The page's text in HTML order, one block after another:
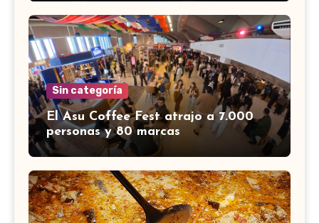
Sin categoría
El Asu Coffee Fest atrajo a 7.000
personas y 80 marcas